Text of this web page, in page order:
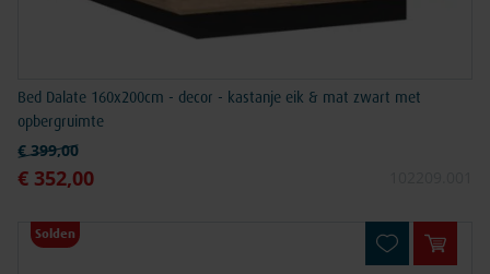
Bed Dalate 160x200cm - decor - kastanje eik & mat zwart met
opbergruimte
Speciale prijs
€ 352,00
Normale prijs
€ 399,00
Solden
In